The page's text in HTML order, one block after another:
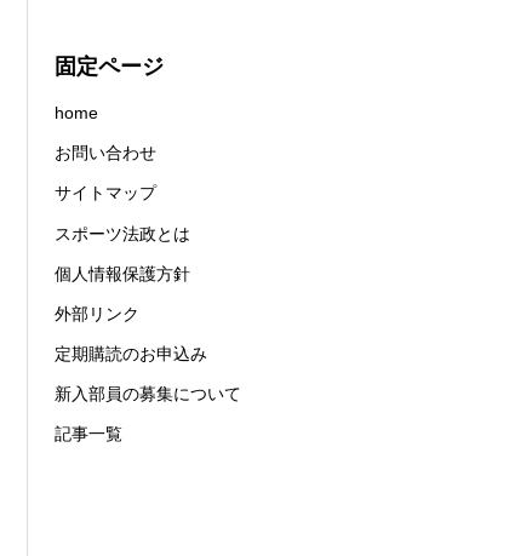
固定ページ
home
お問い合わせ
サイトマップ
スポーツ法政とは
個人情報保護方針
外部リンク
定期購読のお申込み
新入部員の募集について
記事一覧